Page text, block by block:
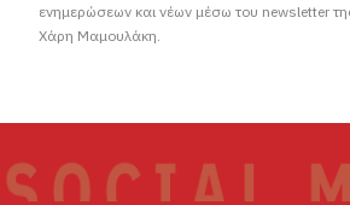
ενημερώσεων και νέων μέσω του newsletter
Χάρη Μαμουλάκη.